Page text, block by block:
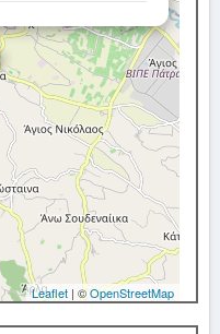
Leaflet | ©OpenStreetMap